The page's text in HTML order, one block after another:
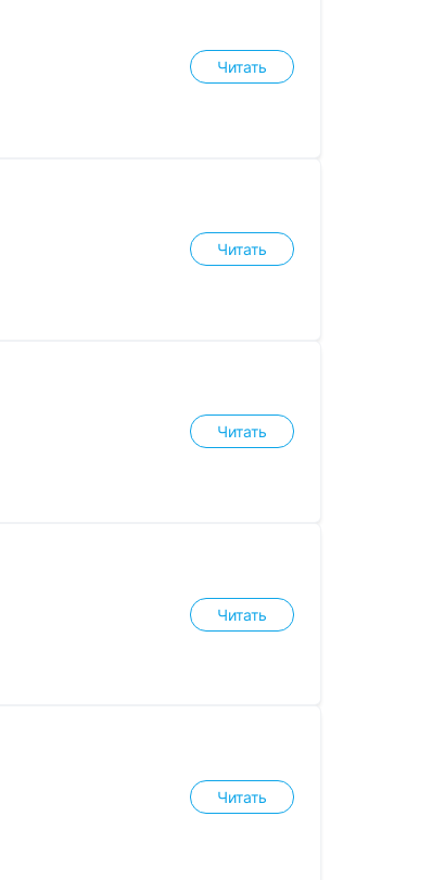
Читать
Читать
Читать
Читать
Читать